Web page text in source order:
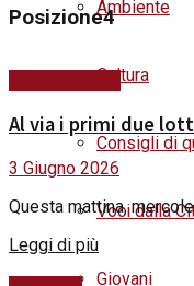
Ambiente
Cultura
Consigli di
Voci dalla
Giovani
Posizione4
Al via i primi due
3 Giugno 2026
Questa mattina,
Leggi di piùDetails